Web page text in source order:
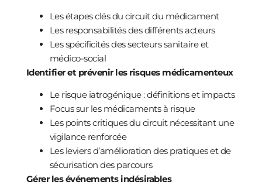
Les étapes clés du circuit du médicament
Les responsabilités des différents acteurs
Les spécificités des secteurs sanitaire et
médico-social
Identifier et prévenir les risques médicamenteux
Le risque iatrogénique : définitions et impacts
Focus sur les médicaments à risque
Les points critiques du circuit nécessitant une
vigilance renforcée
Les leviers d’amélioration des pratiques et de
sécurisation des parcours
Gérer les événements indésirables